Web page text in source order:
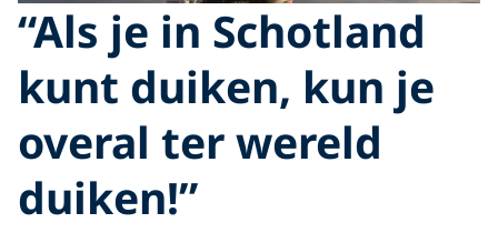
“Als je in Schotland
kunt duiken, kun je
overal ter wereld
duiken!”